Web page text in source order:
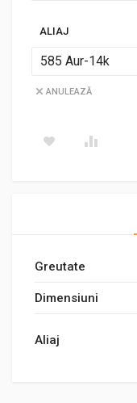
ALIAJ
ANULEAZĂ
Greutate
Dimensiuni
Aliaj